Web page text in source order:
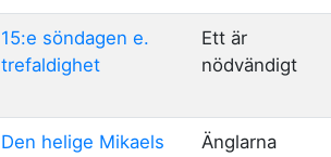
15:e söndagen e.
trefaldighet
Ett är
nödvändigt
Den helige Mikaels
Änglarna